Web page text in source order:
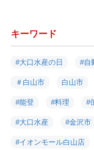
キーワード
#大口水産の日 #自
＃白山市 白山市
#能登 #料理 #
#大口水産 #金沢市
#イオンモール白山店